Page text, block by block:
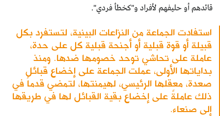
قائدهم أو حليفهم لأفراد و"كخطأ فردي".
استفادت الجماعة من النزاعات البينية، لتستفرد بكل
قبيلة أو قوة قبلية أو أجنحة قبلية كل على حدة،
عاملة على تحاشي توحد خصومها ضدها. ومنذ
بداياتها الأولى، عملت الجماعة على إخضاع قبائل
صعدة، معقلها الرئيسي، لهيمنتها، لتمضي قدماً في
ذلك عاملةً على إخضاع بقية القبائل لها في طريقها
إلى صنعاء.